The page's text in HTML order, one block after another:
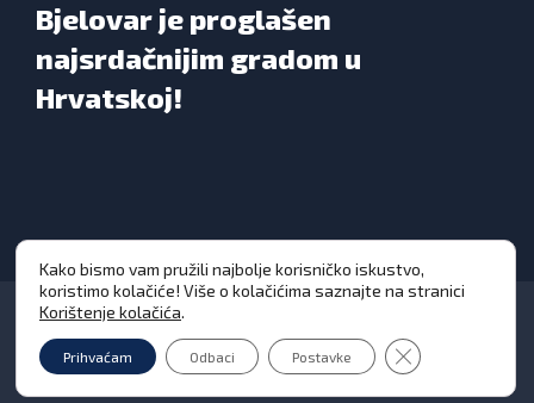
Bjelovar je proglašen
najsrdačnijim gradom u
Hrvatskoj!
Grad Bjelovar © Sva prava pridržana 2026. | WEB
Kako bismo vam pružili najbolje korisničko iskustvo,
koristimo kolačiće! Više o kolačićima saznajte na stranici
Korištenje kolačića.
Prihvaćam Odbaci Postavke Close GDPR